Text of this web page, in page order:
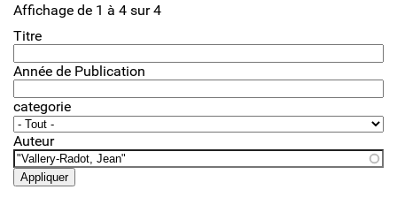
Affichage de 1 à 4 sur 4
Titre
Année de Publication
categorie
Auteur